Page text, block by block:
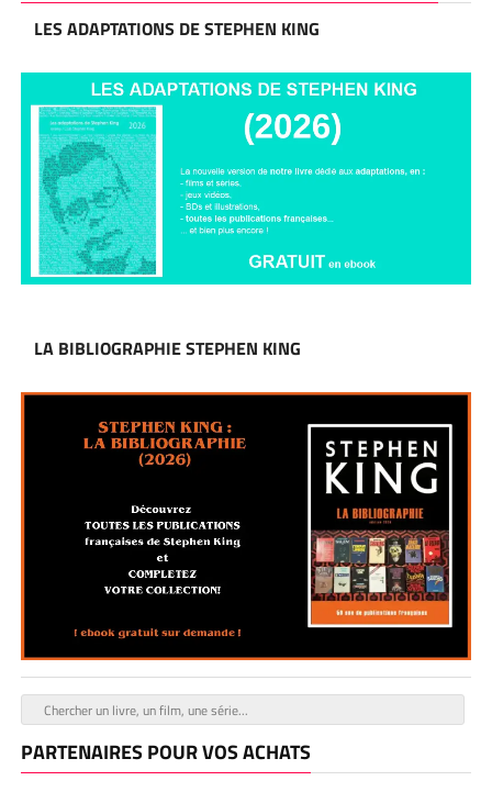
LES ADAPTATIONS DE STEPHEN KING
LA BIBLIOGRAPHIE STEPHEN KING
PARTENAIRES POUR VOS ACHATS